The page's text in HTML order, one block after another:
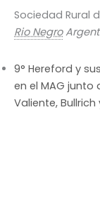
Sociedad Rural
Rio Negro
9° Hereford y
en el MAG junto
Valiente, Bullrich